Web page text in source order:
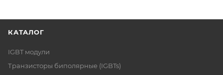
КАТАЛОГ
IGBT модули
Транзисторы биполярные (IGBTs)